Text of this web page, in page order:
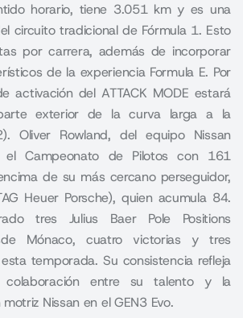
horario, tiene 3.051 km y es una
circuito tradicional de Fórmula 1. Esto
por carrera, además de incorporar
de la experiencia Formula E. Por
activación del ATTACK MODE estará
exterior de la curva larga a la
Oliver Rowland, del equipo Nissan
el Campeonato de Pilotos con 161
de su más cercano perseguidor,
Heuer Porsche), quien acumula 84.
tres Julius Baer Pole Positions
Mónaco, cuatro victorias y tres
temporada. Su consistencia refleja
entre su talento y la
Nissan en el GEN3 Evo.